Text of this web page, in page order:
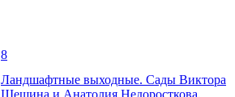
8
Ландшафтные выходные. Сады Виктора
Шешина и Анатолия Недоросткова,